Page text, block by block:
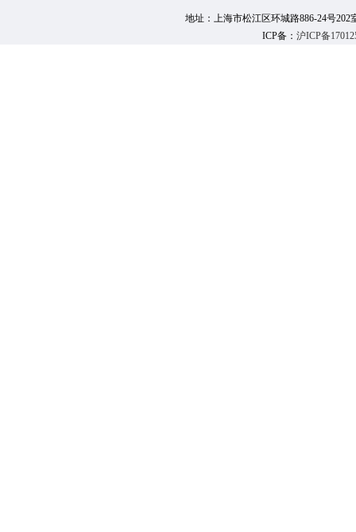
地址：上海市松江区环城路886-24号202
ICP备： 沪ICP备